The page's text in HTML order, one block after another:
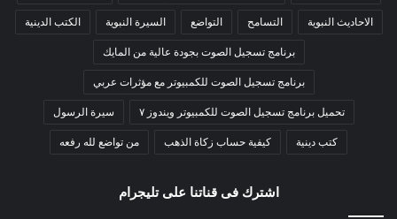
الاحاديث النبوية التسامح التواضع السيرة النبوية الكتب الدينية
برنامج تسجيل الصوت بجودة عالية من المايك
برنامج تسجيل الصوت للكمبيوتر مع مؤثرات عربي
تحميل برنامج تسجيل الصوت للكمبيوتر ويندوز ٧ سيرة الرسول
كتب دينية كيفية حساب زكاة الذهب من تواضع لله رفعه
اشترك فى قناتنا على تليجرام